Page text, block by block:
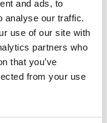
and ads, to
analyse our traffic.
use of our site with
partners who
that you’ve
from your use
plus de 20 ans
lente aux
une
les principales
de Cébou, la
consommant